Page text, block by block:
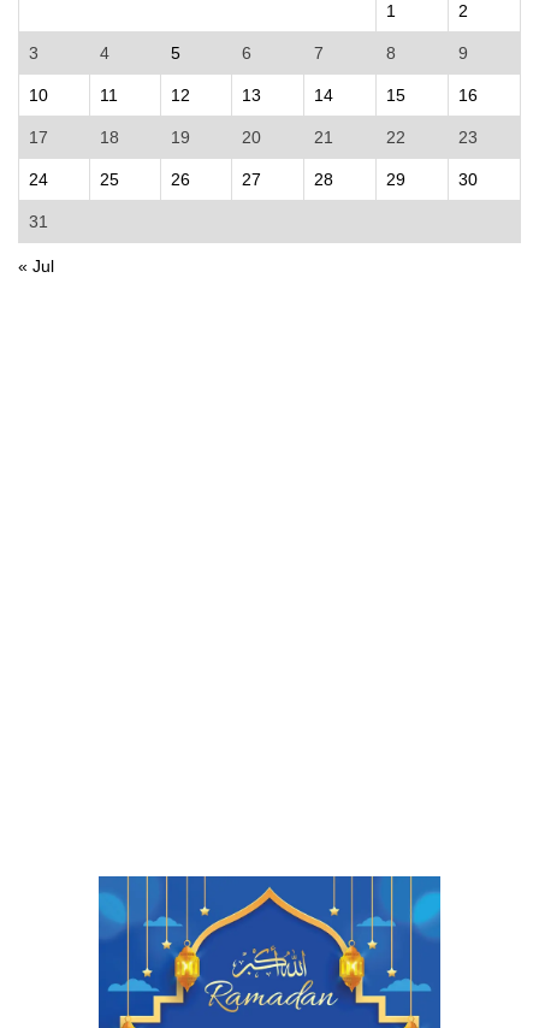
1 2
3 4 5 6 7 8 9
10 11 12 13 14 15 16
17 18 19 20 21 22 23
24 25 26 27 28 29 30
31
« Jul